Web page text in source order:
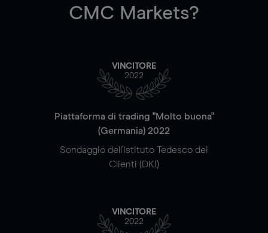
CMC Markets?
VINCITORE
2022
Piattaforma di trading "Molto buona"
(Germania) 2022
Sondaggio dell'Istituto Tedesco dei
Clienti (DKI)
VINCITORE
2022